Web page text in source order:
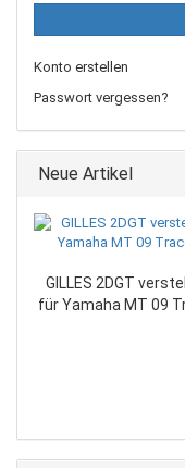
Konto erstellen
Passwort vergessen?
Neue Artikel
GILLES 2DGT
für Yamaha MT 09